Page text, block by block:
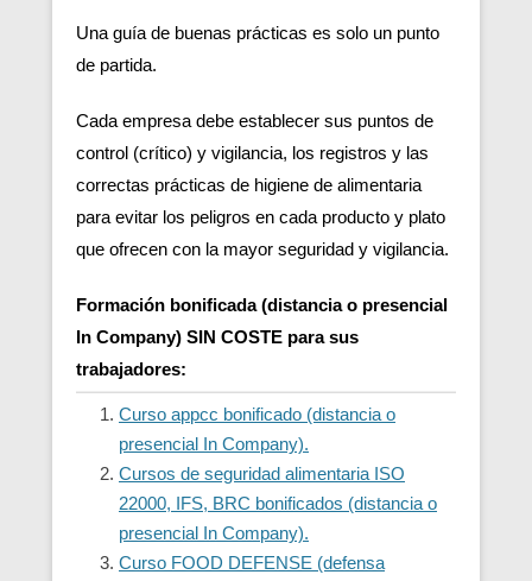
Una guía de buenas prácticas es solo un punto
de partida.
Cada empresa debe establecer sus puntos de
control (crítico) y vigilancia, los registros y las
correctas prácticas de higiene de alimentaria
para evitar los peligros en cada producto y plato
que ofrecen con la mayor seguridad y vigilancia.
Formación bonificada (distancia o presencial
In Company) SIN COSTE para sus
trabajadores:
Curso appcc bonificado (distancia o
presencial In Company).
Cursos de seguridad alimentaria ISO
22000, IFS, BRC bonificados (distancia o
presencial In Company).
Curso FOOD DEFENSE (defensa